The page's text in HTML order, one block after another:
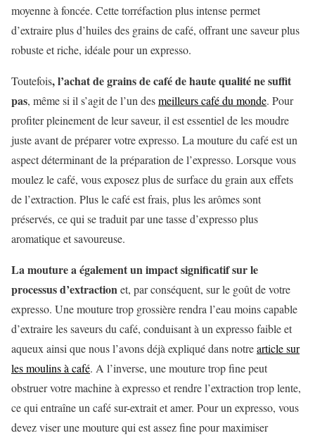
moyenne à foncée. Cette torréfaction plus intense permet
d’extraire plus d’huiles des grains de café, offrant une saveur plus
robuste et riche, idéale pour un expresso.
Toutefois, l’achat de grains de café de haute qualité ne suffit
pas, même si il s’agit de l’un desmeilleurs café du monde. Pour
profiter pleinement de leur saveur, il est essentiel de les moudre
juste avant de préparer votre expresso. La mouture du café est un
aspect déterminant de la préparation de l’expresso. Lorsque vous
moulez le café, vous exposez plus de surface du grain aux effets
de l’extraction. Plus le café est frais, plus les arômes sont
préservés, ce qui se traduit par une tasse d’expresso plus
aromatique et savoureuse.
La mouture a également un impact significatif sur le
processus d’extractionet, par conséquent, sur le goût de votre
expresso. Une mouture trop grossière rendra l’eau moins capable
d’extraire les saveurs du café, conduisant à un expresso faible et
aqueux ainsi que nous l’avons déjà expliqué dans notrearticle sur
les moulins à café. A l’inverse, une mouture trop fine peut
obstruer votre machine à expresso et rendre l’extraction trop lente,
ce qui entraîne un café sur-extrait et amer. Pour un expresso, vous
devez viser une mouture qui est assez fine pour maximiser